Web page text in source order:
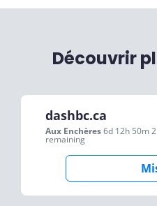
Découvrir
dashbc.ca
Aux Enchères6d 12h 50m
remaining